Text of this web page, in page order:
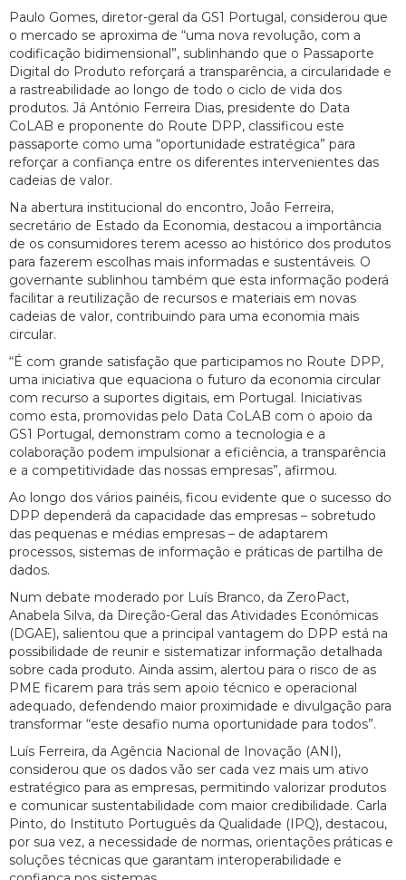
Paulo Gomes, diretor-geral da GS1 Portugal, considerou que
o mercado se aproxima de “uma nova revolução, com a
codificação bidimensional”, sublinhando que o Passaporte
Digital do Produto reforçará a transparência, a circularidade e
a rastreabilidade ao longo de todo o ciclo de vida dos
produtos. Já António Ferreira Dias, presidente do Data
CoLAB e proponente do Route DPP, classificou este
passaporte como uma “oportunidade estratégica” para
reforçar a confiança entre os diferentes intervenientes das
cadeias de valor.
Na abertura institucional do encontro, João Ferreira,
secretário de Estado da Economia, destacou a importância
de os consumidores terem acesso ao histórico dos produtos
para fazerem escolhas mais informadas e sustentáveis. O
governante sublinhou também que esta informação poderá
facilitar a reutilização de recursos e materiais em novas
cadeias de valor, contribuindo para uma economia mais
circular.
“É com grande satisfação que participamos no Route DPP,
uma iniciativa que equaciona o futuro da economia circular
com recurso a suportes digitais, em Portugal. Iniciativas
como esta, promovidas pelo Data CoLAB com o apoio da
GS1 Portugal, demonstram como a tecnologia e a
colaboração podem impulsionar a eficiência, a transparência
e a competitividade das nossas empresas”, afirmou.
Ao longo dos vários painéis, ficou evidente que o sucesso do
DPP dependerá da capacidade das empresas – sobretudo
das pequenas e médias empresas – de adaptarem
processos, sistemas de informação e práticas de partilha de
dados.
Num debate moderado por Luís Branco, da ZeroPact,
Anabela Silva, da Direção-Geral das Atividades Económicas
(DGAE), salientou que a principal vantagem do DPP está na
possibilidade de reunir e sistematizar informação detalhada
sobre cada produto. Ainda assim, alertou para o risco de as
PME ficarem para trás sem apoio técnico e operacional
adequado, defendendo maior proximidade e divulgação para
transformar “este desafio numa oportunidade para todos”.
Luís Ferreira, da Agência Nacional de Inovação (ANI),
considerou que os dados vão ser cada vez mais um ativo
estratégico para as empresas, permitindo valorizar produtos
e comunicar sustentabilidade com maior credibilidade. Carla
Pinto, do Instituto Português da Qualidade (IPQ), destacou,
por sua vez, a necessidade de normas, orientações práticas e
soluções técnicas que garantam interoperabilidade e